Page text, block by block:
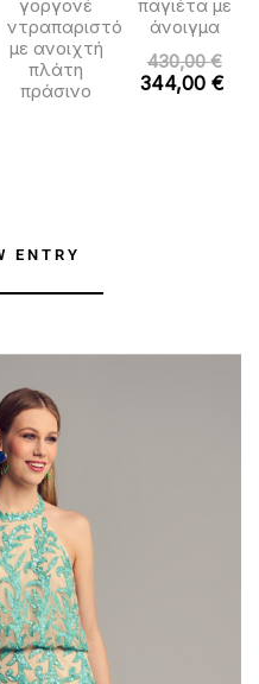
γοργονέ
ντραπαριστό
με ανοιχτή
πλάτη
πράσινο
παγιέτα με
άνοιγμα
430,00€
344,00€
ENTRY